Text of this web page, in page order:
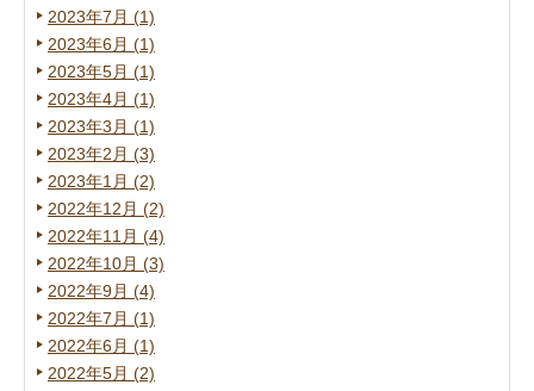
2023年7月 (1)
2023年6月 (1)
2023年5月 (1)
2023年4月 (1)
2023年3月 (1)
2023年2月 (3)
2023年1月 (2)
2022年12月 (2)
2022年11月 (4)
2022年10月 (3)
2022年9月 (4)
2022年7月 (1)
2022年6月 (1)
2022年5月 (2)